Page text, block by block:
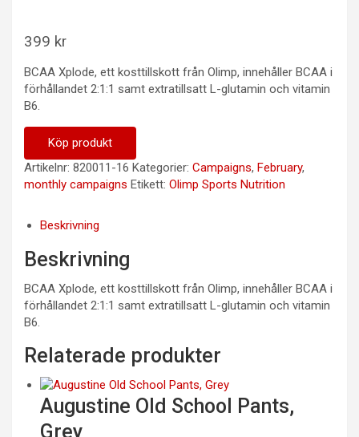
399 kr
BCAA Xplode, ett kosttillskott från Olimp, innehåller BCAA i
förhållandet 2:1:1 samt extratillsatt L-glutamin och vitamin
B6.
Köp produkt
Artikelnr: 820011-16 Kategorier: Campaigns, February,
monthly campaigns Etikett: Olimp Sports Nutrition
Beskrivning
Beskrivning
BCAA Xplode, ett kosttillskott från Olimp, innehåller BCAA i
förhållandet 2:1:1 samt extratillsatt L-glutamin och vitamin
B6.
Relaterade produkter
Augustine Old School Pants,
Grey